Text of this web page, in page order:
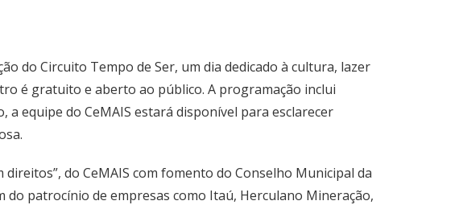
do Circuito Tempo de Ser, um dia dedicado à cultura, lazer
é gratuito e aberto ao público. A programação inclui
equipe do CeMAIS estará disponível para esclarecer
do CeMAIS com fomento do Conselho Municipal da
do patrocínio de empresas como Itaú, Herculano Mineração,